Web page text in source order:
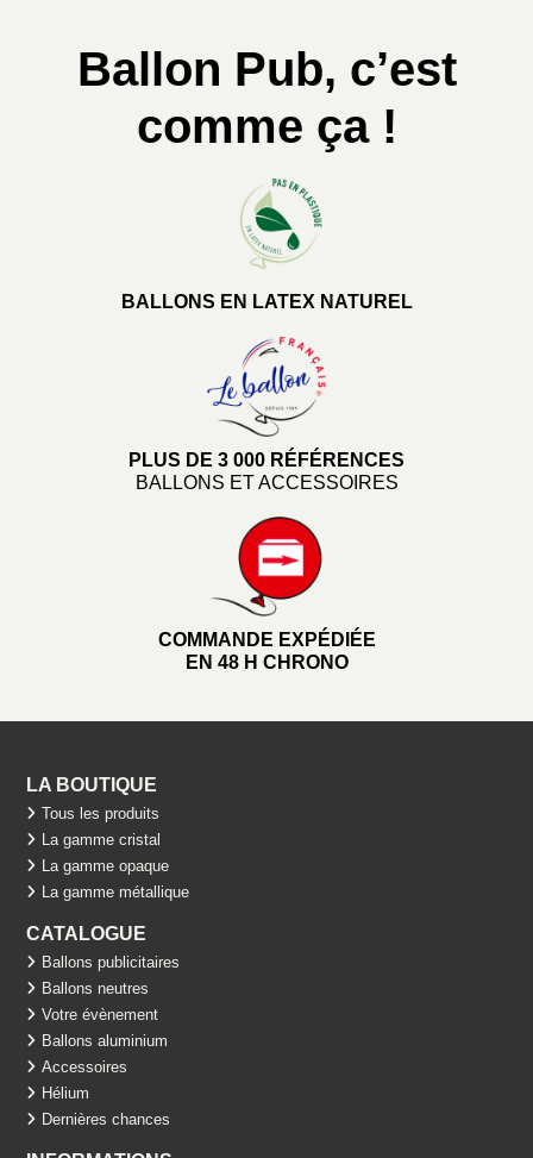
Ballon Pub, c’est
comme ça !
BALLONS EN LATEX NATUREL
PLUS DE 3 000 RÉFÉRENCES
BALLONS ET ACCESSOIRES
COMMANDE EXPÉDIÉE
EN 48 H CHRONO
LA BOUTIQUE
Tous les produits
La gamme cristal
La gamme opaque
La gamme métallique
CATALOGUE
Ballons publicitaires
Ballons neutres
Votre évènement
Ballons aluminium
Accessoires
Hélium
Dernières chances